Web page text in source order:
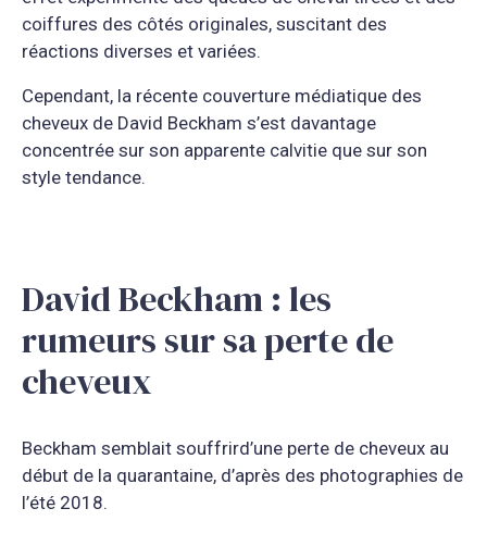
coiffures des côtés originales, suscitant des
réactions diverses et variées.
Cependant, la récente couverture médiatique des
cheveux de David Beckham s’est davantage
concentrée sur son apparente calvitie que sur son
style tendance.
David Beckham : les
rumeurs sur sa perte de
cheveux
Beckham semblait souffrird’une perte de cheveux au
début de la quarantaine, d’après des photographies de
l’été 2018.